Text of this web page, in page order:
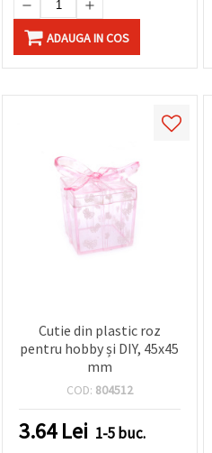
ADAUGA IN COS
Cutie din plastic roz
pentru hobby și DIY, 45x45
mm
COD: 804512
3.64Lei 1-5 buc.